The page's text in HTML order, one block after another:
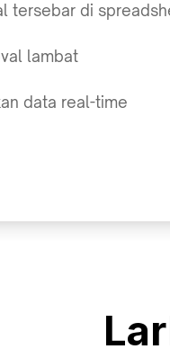
tersebar di
lambat
data real-time